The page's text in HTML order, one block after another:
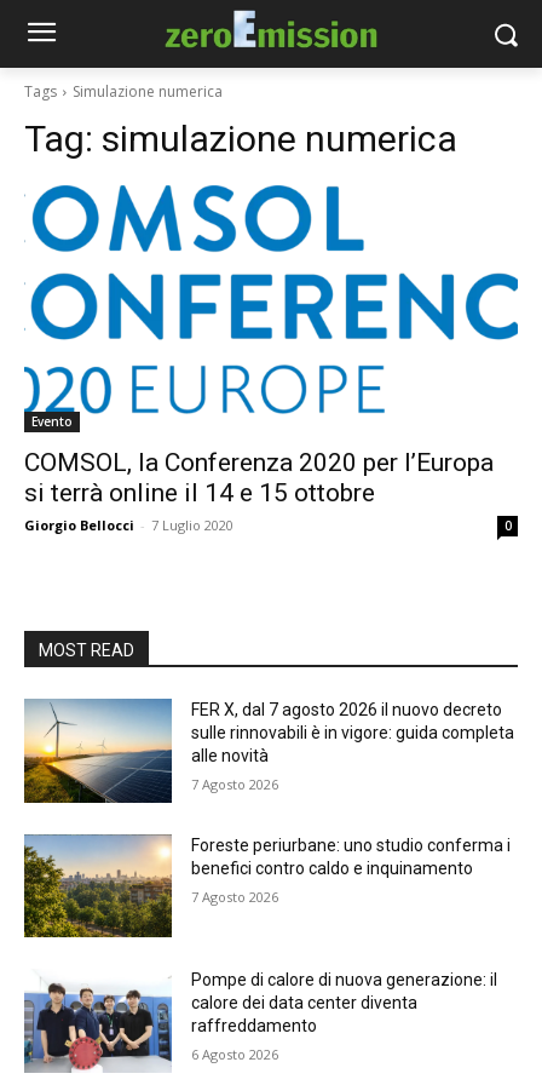
Tags Simulazione numerica
Tag: simulazione numerica
Evento
COMSOL, la Conferenza 2020 per l’Europa
si terrà online il 14 e 15 ottobre
Giorgio Bellocci - 7 Luglio 2020 0
MOST READ
FER X, dal 7 agosto 2026 il nuovo decreto
sulle rinnovabili è in vigore: guida completa
alle novità
7 Agosto 2026
Foreste periurbane: uno studio conferma i
benefici contro caldo e inquinamento
7 Agosto 2026
Pompe di calore di nuova generazione: il
calore dei data center diventa
raffreddamento
6 Agosto 2026